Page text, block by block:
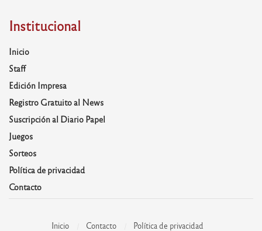
Institucional
Inicio
Staff
Edición Impresa
Registro Gratuito al News
Suscripción al Diario Papel
Juegos
Sorteos
Política de privacidad
Contacto
Inicio Contacto Política de privacidad